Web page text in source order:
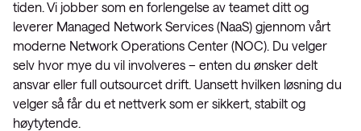
tiden. Vi jobber som en forlengelse av teamet ditt og
leverer Managed Network Services (NaaS) gjennom vårt
moderne Network Operations Center (NOC). Du velger
selv hvor mye du vil involveres – enten du ønsker delt
ansvar eller full outsourcet drift. Uansett hvilken løsning du
velger så får du et nettverk som er sikkert, stabilt og
høytytende.